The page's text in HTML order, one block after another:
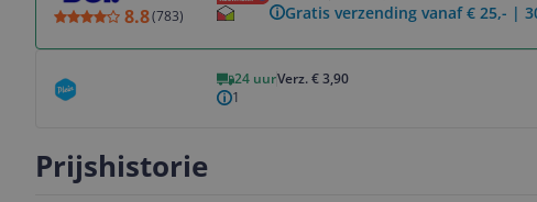
8.8(783) Gratis verzending vanaf € 25,- |
24 uurVerz. € 3,90
1
Prijshistorie